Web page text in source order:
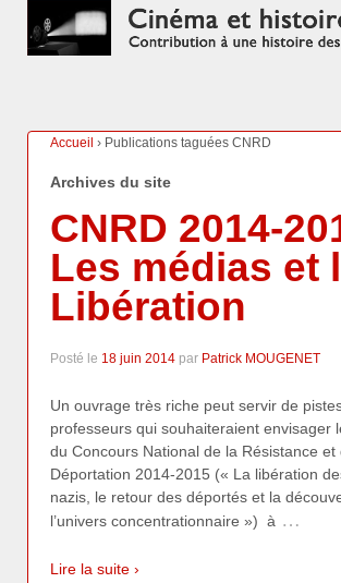
Accueil › Publications taguées CNRD
Archives du site
CNRD 2014-
Les médias et
Libération
Posté le 18 juin 2014 par Patrick MOUGENET
Un ouvrage très riche peut servir de
professeurs qui souhaiteraient envisager
du Concours National de la Résistance et
Déportation 2014-2015 (« La libération
nazis, le retour des déportés et la
l’univers concentrationnaire ») à …
Lire la suite ›